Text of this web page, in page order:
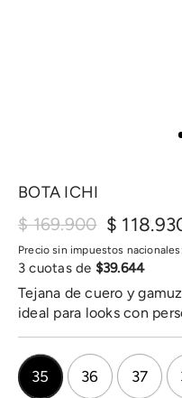
BOTA ICHI
$ 118.
$ 169.900
Precio sin impuestos nacionales:
3 cuotas de $39.644
Tejana de cuero y
ideal para looks con
35 36 37